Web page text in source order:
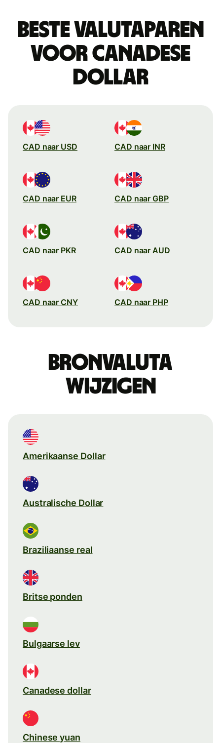
Beste valutaparen
voor Canadese
dollar
CAD naar USD CAD naar INR
CAD naar EUR CAD naar GBP
CAD naar PKR CAD naar AUD
CAD naar CNY CAD naar PHP
Bronvaluta
wijzigen
Amerikaanse Dollar
Australische Dollar
Braziliaanse real
Britse ponden
Bulgaarse lev
Canadese dollar
Chinese yuan